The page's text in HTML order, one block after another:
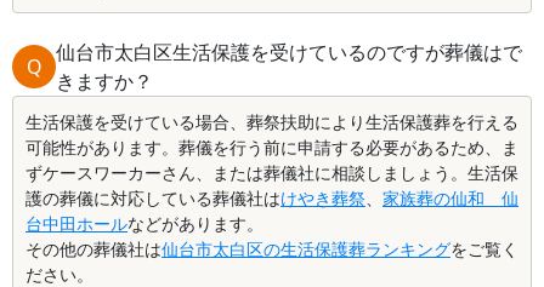
Q
仙台市太白区生活保護を受けているのですが葬儀はで
きますか？
生活保護を受けている場合、葬祭扶助により生活保護葬を行える
可能性があります。葬儀を行う前に申請する必要があるため、ま
ずケースワーカーさん、または葬儀社に相談しましょう。生活保
護の葬儀に対応している葬儀社はけやき葬祭、 家族葬の仙和 仙
台中田ホールなどがあります。
その他の葬儀社は仙台市太白区の生活保護葬ランキングをご覧く
ださい。